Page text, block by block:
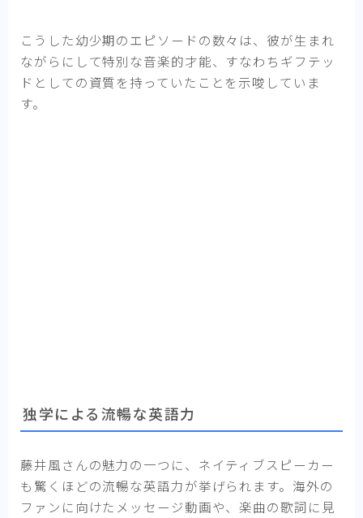
こうした幼少期のエピソードの数々は、彼が生まれ
ながらにして特別な音楽的才能、すなわちギフテッ
ドとしての資質を持っていたことを示唆していま
す。
独学による流暢な英語力
藤井風さんの魅力の一つに、ネイティブスピーカー
も驚くほどの流暢な英語力が挙げられます。海外の
ファンに向けたメッセージ動画や、楽曲の歌詞に見